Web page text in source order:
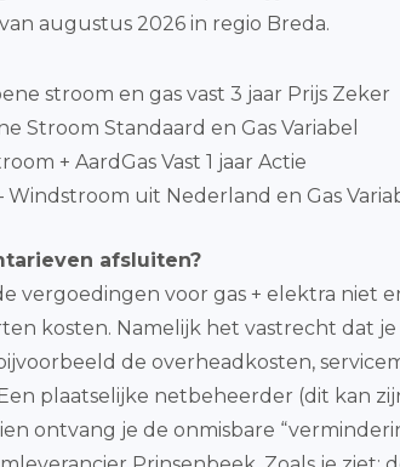
augustus 2026 in regio Breda.
stroom en gas vast 3 jaar Prijs Zeker
Stroom Standaard en Gas Variabel
+ AardGas Vast 1 jaar Actie
Windstroom uit Nederland en Gas
afsluiten?
vergoedingen voor gas + elektra niet
kosten. Namelijk het vastrecht dat
de overheadkosten,
plaatselijke netbeheerder (dit kan
ontvang je de onmisbare